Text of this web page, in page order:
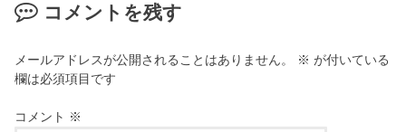
コメントを残す
メールアドレスが公開されることはありません。 ※ が付いている
欄は必須項目です
コメント ※